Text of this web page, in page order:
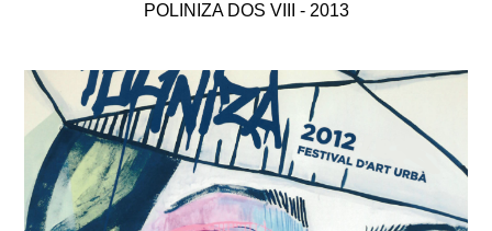
POLINIZA DOS VIII - 2013